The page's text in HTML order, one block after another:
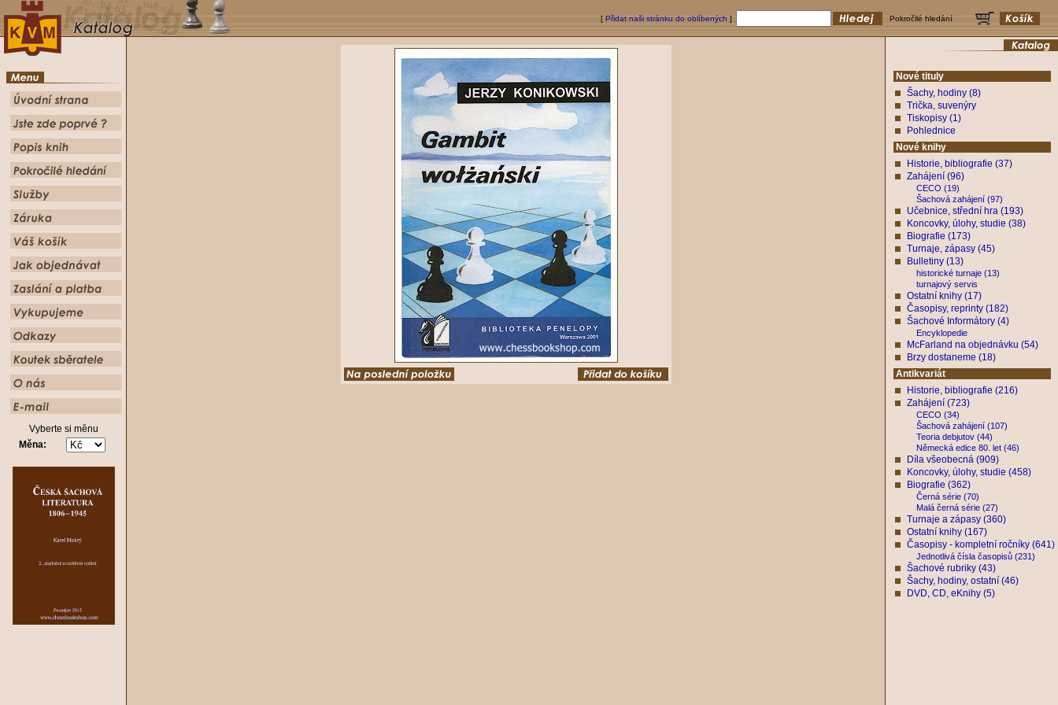
[ Přidat naši stránku do oblíbených ] Pokročilé hledání
Vyberte si měnu
Měna:
Nové tituly
Šachy, hodiny (8)
Trička, suvenýry
Tiskopisy (1)
Pohlednice
Nové knihy
Historie, bibliografie (37)
Zahájení (96)
CECO (19)
Šachová zahájení (97)
Učebnice, střední hra (193)
Koncovky, úlohy, studie (38)
Biografie (173)
Turnaje, zápasy (45)
Bulletiny (13)
historické turnaje (13)
turnajový servis
Ostatní knihy (17)
Časopisy, reprinty (182)
Šachové Informátory (4)
Encyklopedie
McFarland na objednávku (54)
Brzy dostaneme (18)
Antikvariát
Historie, bibliografie (216)
Zahájení (723)
CECO (34)
Šachová zahájení (107)
Teoria debjutov (44)
Německá edice 80. let (46)
Díla všeobecná (909)
Koncovky, úlohy, studie (458)
Biografie (362)
Černá série (70)
Malá černá série (27)
Turnaje a zápasy (360)
Ostatní knihy (167)
Časopisy - kompletní ročníky (641)
Jednotlivá čísla časopisů (231)
Šachové rubriky (43)
Šachy, hodiny, ostatní (46)
DVD, CD, eKnihy (5)